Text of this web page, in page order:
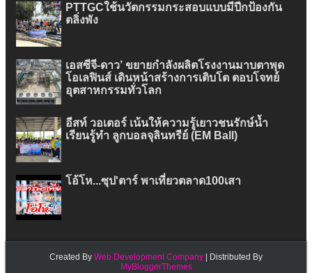
PTTGCใช้นวัตกรรมกระสอบแบบมีปีกป้องกัน
ตลิ่งพัง
เอสซีจี-ดาว’ ขยายกำลังผลิตโรงงานมาบตาพุด
โอเลฟินส์ เดินหน้าสร้างการเติบโต ตอบโจทย์
อุตสาหกรรมทั่วโลก
อีสท์ วอเตอร์ เน้นให้ความรู้เยาวชนรักษ์น้ำ
เรียนรู้ทำ ลูกบอลจุลินทรีย์ (EM Ball)
โอ้โห...ซุป'ตาร์ พาเที่ยวตลาด100เสา
Created By Web Development Company | Distributed By
MyBloggerThemes